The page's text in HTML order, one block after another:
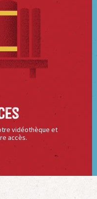
vidéothèque et
accès.